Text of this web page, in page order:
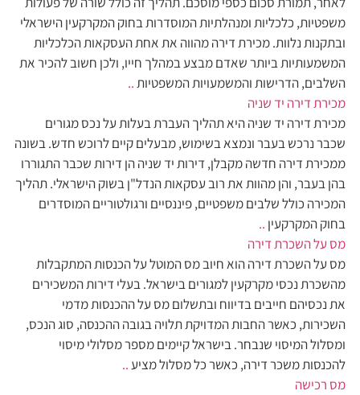
משפטיות, כלכליות ומנהלתיות המוסדרות בחוק המקרקעין הישראלי
ובתקנות נלוות. מכירת דירה מהווה את אחת העסקאות הכלכליות
המשמעותיות ביותר שאדם מבצע במהלך חייו, ולכן חשוב להכיר את
השלבים, הדרישות והמשמעויות המשפטיות..
מכירת דירה יד שניה
מכירת דירה יד שניה היא תהליך העברת בעלות על נכס מגורים
שכבר נרכש בעבר ונמצא בשימוש, מבעלים קיים לרוכש חדש. בשונה
ממכירת דירה חדשה מקבלן, דירות יד שניה הן דירות שכבר התגוררו
בהן בעבר, והן מהוות את רוב עסקאות הנדל"ן בשוק הישראלי. תהליך
המכירה כולל שלבים משפטיים, פיננסיים ורגולטוריים המוסדרים
בחוק המקרקעין ..
מס על השכרת דירה
מס על השכרת דירה הוא חיוב מס המוטל על הכנסות המתקבלות
מהשכרת נכסי מקרקעין למגורים בישראל. בעלי דירות המשכירים
את נכסיהם חייבים בדיווח ובתשלום מס על ההכנסות מדמי
השכירות, כאשר החבות המדויקת תלויה בגובה ההכנסה, סוג הנכס,
ומסלול המיסוי שנבחר. בישראל קיימים מספר מסלולי מיסוי
להכנסות משכר דירה, כאשר כל מסלול מציע..
מס רכישה